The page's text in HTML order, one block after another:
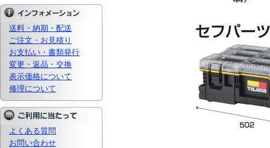
送料・納期・配送
ご注文・お見積り
お支払い・書類発行
変更・返品・交換
表示価格について
修理について
よくある質問
お問い合わせ